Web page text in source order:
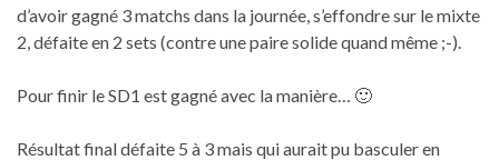
d’avoir gagné 3 matchs dans la journée, s’effondre sur le mixte
2, défaite en 2 sets (contre une paire solide quand même ;-).
Pour finir le SD1 est gagné avec la manière… 🙂
Résultat final défaite 5 à 3 mais qui aurait pu basculer en